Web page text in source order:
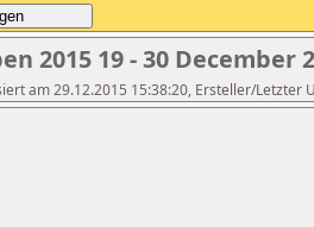
2015 19 - 30 December
am 29.12.2015 15:38:20, Ersteller/Letzter